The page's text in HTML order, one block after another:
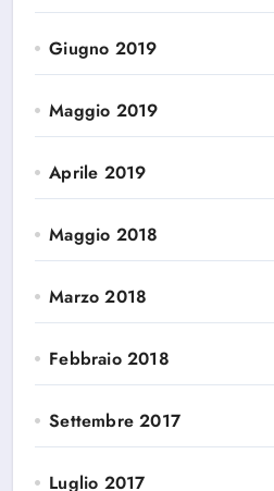
Giugno 2019
Maggio 2019
Aprile 2019
Maggio 2018
Marzo 2018
Febbraio 2018
Settembre 2017
Luglio 2017